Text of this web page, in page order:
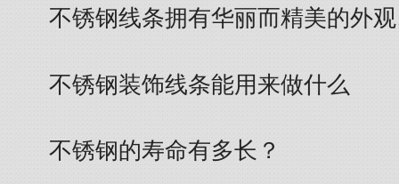
不锈钢线条拥有华丽而精美的外
不锈钢装饰线条能用来做什么
不锈钢的寿命有多长？